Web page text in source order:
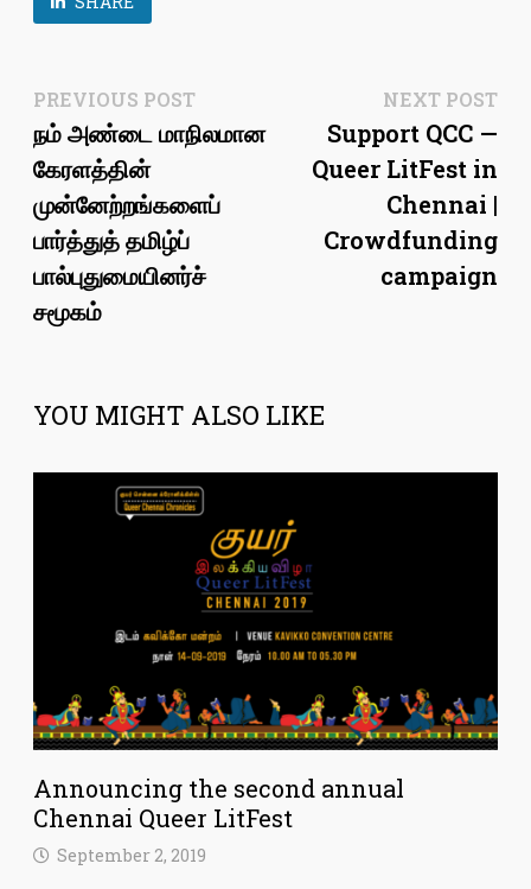
Post
navigation
PREVIOUS POSTPrevious
post:
நம் அண்டை மாநிலமான
கேரளத்தின்
முன்னேற்றங்களைப்
பார்த்துத் தமிழ்ப்
பால்புதுமையினர்ச்
சமூகம்
NEXT POST
Support QCC —
Queer LitFest in
Chennai |
Crowdfunding
campaign
YOU MIGHT ALSO LIKE
Announcing the second annual
Chennai Queer LitFest
September 2, 2019